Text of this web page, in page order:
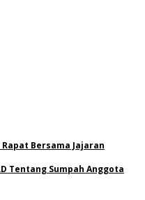
Rapat Bersama Jajaran
Tentang Sumpah Anggota